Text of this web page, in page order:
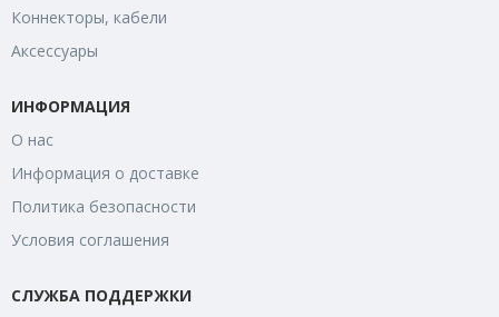
Коннекторы, кабели
Аксессуары
ИНФОРМАЦИЯ
О нас
Информация о доставке
Политика безопасности
Условия соглашения
СЛУЖБА ПОДДЕРЖКИ